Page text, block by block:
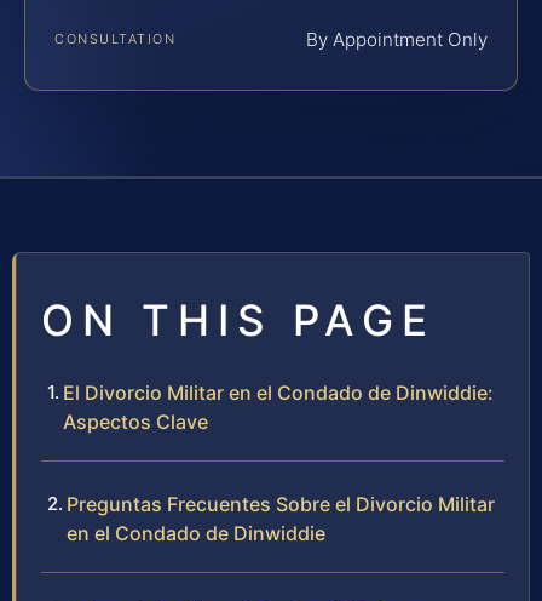
CONSULTATION By Appointment Only
ON THIS PAGE
El Divorcio Militar en el Condado de Dinwiddie:
Aspectos Clave
Preguntas Frecuentes Sobre el Divorcio Militar
en el Condado de Dinwiddie